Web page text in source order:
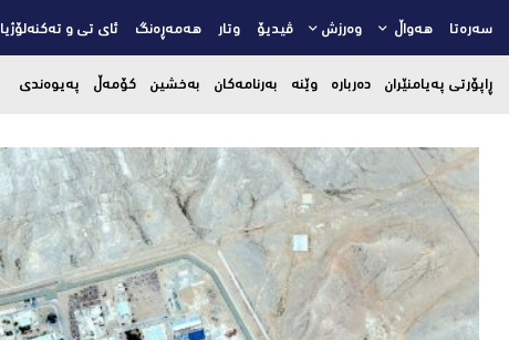
سەرەتا هەواڵ وەرزش ڤیدیۆ وتار هەمەڕەنگ ئای تی و تەکنەلۆژیا
ڕاپۆرتی پەیامنێران دەربارە وێنە بەرنامەکان بەخشین کۆمەڵ پەیوەندی